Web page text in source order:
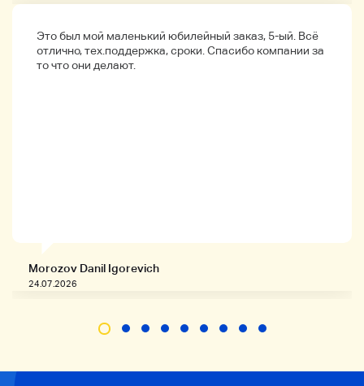
после оплаты, или если вы не можете связаться с
квитанцией.
Мы принимаем заявки для тех, кто может торговать
гладко.
Это был мой маленький юбилейный заказ, 5-ый. Всё
отлично, тех.поддержка, сроки. Спасибо компании за
то что они делают.
Morozov Danil Igorevich
24.07.2026